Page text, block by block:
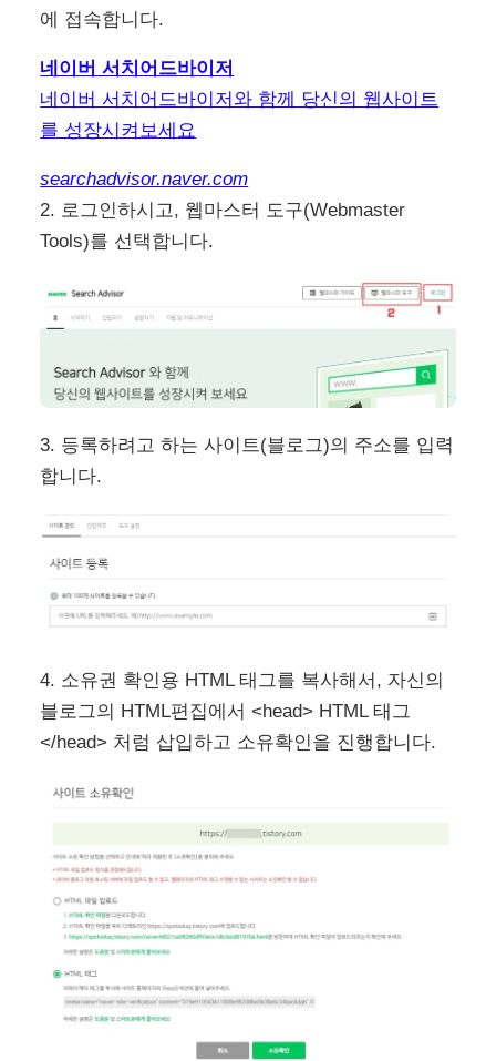
에 접속합니다.
네이버 서치어드바이저
네이버 서치어드바이저와 함께 당신의 웹사이트
를 성장시켜보세요
searchadvisor.naver.com
2. 로그인하시고, 웹마스터 도구(Webmaster
Tools)를 선택합니다.
3. 등록하려고 하는 사이트(블로그)의 주소를 입력
합니다.
4. 소유권 확인용 HTML 태그를 복사해서, 자신의
블로그의 HTML편집에서 <head> HTML 태그
</head> 처럼 삽입하고 소유확인을 진행합니다.